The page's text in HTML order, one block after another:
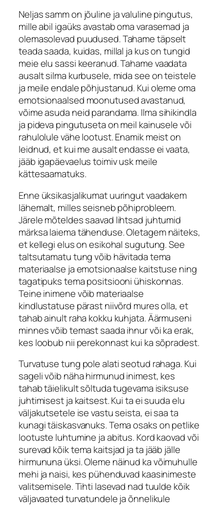
Neljas samm on jõuline ja valuline pingutus,
mille abil igaüks avastab oma varasemad ja
olemasolevad puudused. Tahame täpselt
teada saada, kuidas, millal ja kus on tungid
meie elu sassi keeranud. Tahame vaadata
ausalt silma kurbusele, mida see on teistele
ja meile endale põhjustanud. Kui oleme oma
emotsionaalsed moonutused avastanud,
võime asuda neid parandama. Ilma sihikindla
ja pideva pingutuseta on meil kainusele või
rahulolule vähe lootust. Enamik meist on
leidnud, et kui me ausalt endasse ei vaata,
jääb igapäevaelus toimiv usk meile
kättesaamatuks.
Enne üksikasjalikumat uuringut vaadakem
lähemalt, milles seisneb põhiprobleem.
Järele mõteldes saavad lihtsad juhtumid
märksa laiema tähenduse. Oletagem näiteks,
et kellegi elus on esikohal sugutung. See
taltsutamatu tung võib hävitada tema
materiaalse ja emotsionaalse kaitstuse ning
tagatipuks tema positsiooni ühiskonnas.
Teine inimene võib materiaalse
kindlustatuse pärast niivõrd mures olla, et
tahab ainult raha kokku kuhjata. Äärmuseni
minnes võib temast saada ihnur või ka erak,
kes loobub nii perekonnast kui ka sõpradest.
Turvatuse tung pole alati seotud rahaga. Kui
sageli võib näha hirmunud inimest, kes
tahab täielikult sõltuda tugevama isiksuse
juhtimisest ja kaitsest. Kui ta ei suuda elu
väljakutsetele ise vastu seista, ei saa ta
kunagi täiskasvanuks. Tema osaks on petlike
lootuste luhtumine ja abitus. Kord kaovad või
surevad kõik tema kaitsjad ja ta jääb jälle
hirmununa üksi. Oleme näinud ka võimuhulle
mehi ja naisi, kes pühenduvad kaasinimeste
valitsemisele. Tihti lasevad nad tuulde kõik
väljavaated turvatundele ja õnnelikule